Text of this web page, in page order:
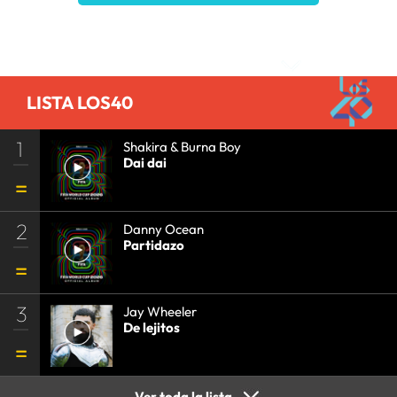
LISTA LOS40
1
Shakira & Burna Boy
Dai dai
2
Danny Ocean
Partidazo
3
Jay Wheeler
De lejitos